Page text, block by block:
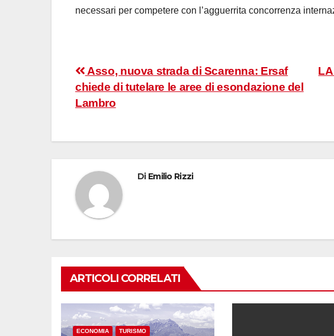
necessari per competere con l’agguerrita concorrenza
Navigazione
articoli
Asso, nuova strada di Scarenna: Ersaf
chiede di tutelare le aree di esondazione del
Lambro
Di Emilio Rizzi
ARTICOLI CORRELATI
ECONOMIA TURISMO